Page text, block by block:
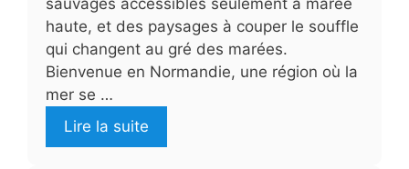
sauvages accessibles seulement à marée
haute, et des paysages à couper le souffle
qui changent au gré des marées.
Bienvenue en Normandie, une région où la
mer se …
Lire la suite